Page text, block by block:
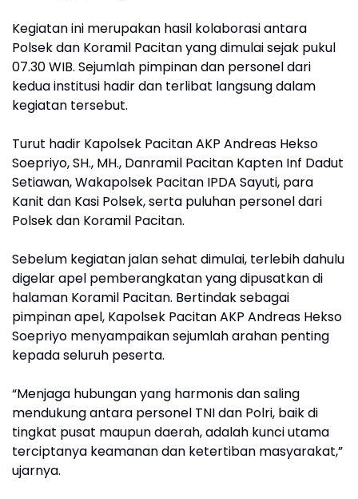
Kegiatan ini merupakan hasil kolaborasi antara
Polsek dan Koramil Pacitan yang dimulai sejak pukul
07.30 WIB. Sejumlah pimpinan dan personel dari
kedua institusi hadir dan terlibat langsung dalam
kegiatan tersebut.
Turut hadir Kapolsek Pacitan AKP Andreas Hekso
Soepriyo, SH., MH., Danramil Pacitan Kapten Inf Dadut
Setiawan, Wakapolsek Pacitan IPDA Sayuti, para
Kanit dan Kasi Polsek, serta puluhan personel dari
Polsek dan Koramil Pacitan.
Sebelum kegiatan jalan sehat dimulai, terlebih dahulu
digelar apel pemberangkatan yang dipusatkan di
halaman Koramil Pacitan. Bertindak sebagai
pimpinan apel, Kapolsek Pacitan AKP Andreas Hekso
Soepriyo menyampaikan sejumlah arahan penting
kepada seluruh peserta.
“Menjaga hubungan yang harmonis dan saling
mendukung antara personel TNI dan Polri, baik di
tingkat pusat maupun daerah, adalah kunci utama
terciptanya keamanan dan ketertiban masyarakat,”
ujarnya.